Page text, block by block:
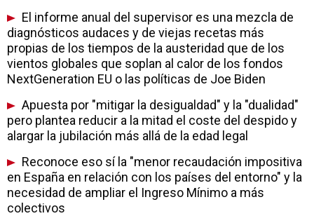
El informe anual del supervisor es una mezcla de
diagnósticos audaces y de viejas recetas más
propias de los tiempos de la austeridad que de los
vientos globales que soplan al calor de los fondos
NextGeneration EU o las políticas de Joe Biden
Apuesta por "mitigar la desigualdad" y la "dualidad"
pero plantea reducir a la mitad el coste del despido y
alargar la jubilación más allá de la edad legal
Reconoce eso sí la "menor recaudación impositiva
en España en relación con los países del entorno" y la
necesidad de ampliar el Ingreso Mínimo a más
colectivos